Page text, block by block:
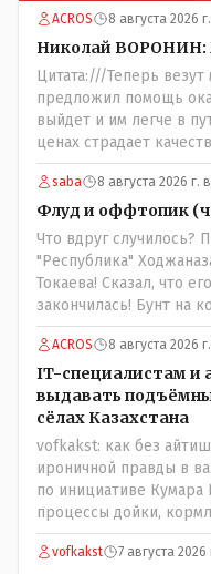
ACROS 8 августа 2026
Николай ВОРОНИН:
Цитата:///Теперь
предложил помощь
выйдет и им легче в
ценах страдает
проблема. // На вкус и
значительно вкуснее
покупайте формовой,
вкусней остальных, но
пекарнях; мясо -
значительно вкусней
финансовой столице
правда то правда: -
дешевле и услуги
на 250-300 человек
Костанае. Цитата:///
что боролись на то и
захотели жить в
"....человек человеку-
saba 8 августа 2026 г.
Флуд и оффтопик
Что вдруг случилось?
"Республика"
Токаева! Сказал, что
закончилась! Бунт на
правдолюб вдруг
Появился неизвестно
всесильного Розинова
президента
что он действует в
не говорю! Опять
ACROS 8 августа 2026
IT-специалистам и
выдавать
сёлах Казахстана
vofkakst: как без
ироничной правды в
по инициативе
процессы дойки,
программы дают сбой
насколько в курсе
vofkakst 7 августа 2026